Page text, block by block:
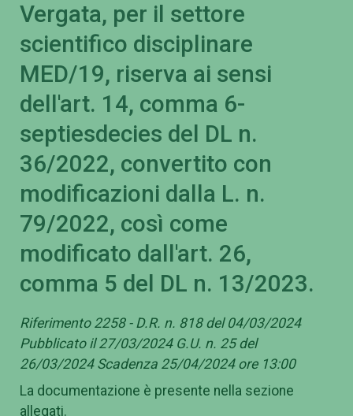
Vergata, per il settore
scientifico disciplinare
MED/19, riserva ai sensi
dell'art. 14, comma 6-
septiesdecies del DL n.
36/2022, convertito con
modificazioni dalla L. n.
79/2022, così come
modificato dall'art. 26,
comma 5 del DL n. 13/2023.
Riferimento 2258 - D.R. n. 818 del 04/03/2024
Pubblicato il 27/03/2024 G.U. n. 25 del
26/03/2024 Scadenza 25/04/2024 ore 13:00
La documentazione è presente nella sezione
allegati.